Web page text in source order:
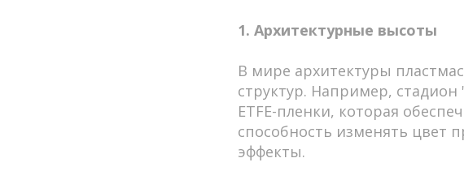
1. Архитектурные высоты
В мире архитектуры
структур. Например,
ETFE-пленки, которая
способность изменять цвет
эффекты.